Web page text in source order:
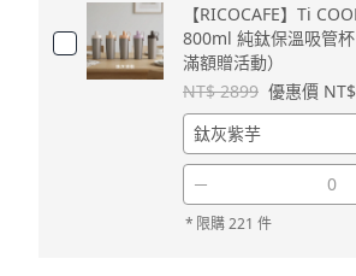
【RICOCAFE】Ti
800ml 純鈦保溫吸管
滿額贈活動）
NT$ 2899 優惠價
－
* 限購 221 件